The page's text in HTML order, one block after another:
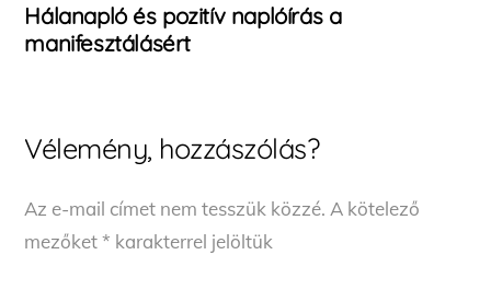
Hálanapló és pozitív naplóírás a
manifesztálásért
Vélemény, hozzászólás?
Az e-mail címet nem tesszük közzé. A kötelező
mezőket* karakterrel jelöltük